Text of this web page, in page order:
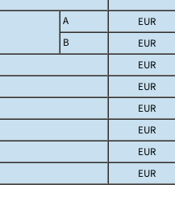
A EUR
B
EUR
EUR
EUR
EUR
EUR
EUR
EUR